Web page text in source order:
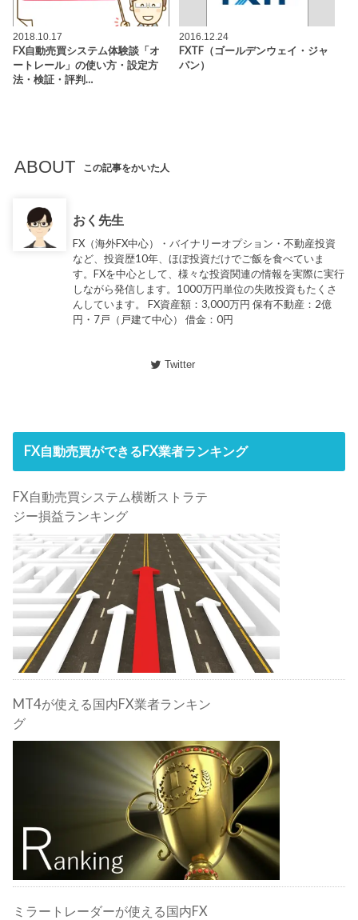
2018.10.17
FX自動売買システム体験談「オ
ートレール」の使い方・設定方
法・検証・評判…
2016.12.24
FXTF（ゴールデンウェイ・ジャ
パン）
ABOUT この記事をかいた人
おく先生
FX（海外FX中心）・バイナリーオプション・不動産投資
など、投資歴10年、ほぼ投資だけでご飯を食べていま
す。FXを中心として、様々な投資関連の情報を実際に実行
しながら発信します。1000万円単位の失敗投資もたくさ
んしています。 FX資産額：3,000万円 保有不動産：2億
円・7戸（戸建て中心） 借金：0円
Twitter
FX自動売買ができるFX業者ランキング
FX自動売買システム横断ストラテ
ジー損益ランキング
MT4が使える国内FX業者ランキン
グ
ミラートレーダーが使える国内FX